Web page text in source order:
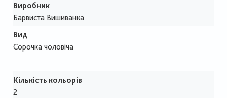
Виробник
Барвиста Вишиванка
Вид
Сорочка чоловіча
Кількість кольорів
2